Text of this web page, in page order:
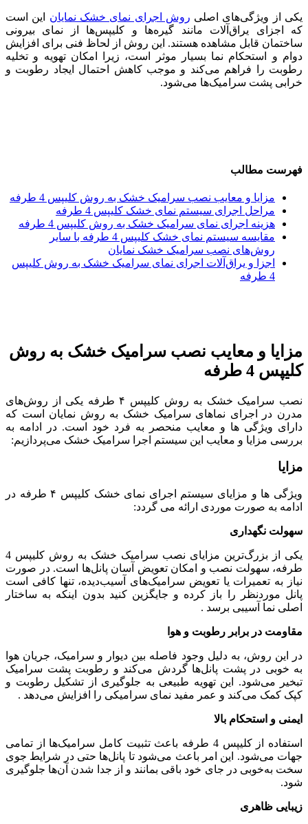
یکی از ویژگی‌های اصلی روش اجرای نمای خشک نمایان این است
که اجزای یراق‌آلات مانند گیره‌ها و کلیپس‌ها از نمای بیرونی
ساختمان قابل مشاهده هستند. این روش از لحاظ فنی برای افزایش
دوام و استحکام نما بسیار موثر است، زیرا امکان تهویه و تخلیه
رطوبت را فراهم می‌کند و موجب کاهش احتمال ایجاد رطوبت و
خرابی پشت سرامیک‌ها می‌شود.
فهرست مطالب
مزایا و معایب نصب سرامیک خشک به روش کلیپس 4 طرفه
مراحل اجرای سیستم نمای خشک کلیپس 4 طرفه
هزینه اجرای نمای سرامیک خشک به روش کلیپس 4 طرفه
مقایسه سیستم نمای خشک کلیپس 4 طرفه با سایر
روش‌های نصب سرامیک خشک نمایان
اجزا و یراق‌آلات اجرای نمای سرامیک خشک به روش کلیپس
4 طرفه
مزایا و معایب نصب سرامیک خشک به روش
کلیپس 4 طرفه
نصب سرامیک خشک به روش کلیپس ۴ طرفه یکی از روش‌های
مدرن در اجرای نماهای سرامیک خشک به روش نمایان است که
دارای ویژگی ها و معایب منحصر به فرد خود است. در ادامه به
بررسی مزایا و معایب این سیستم اجرا سرامیک خشک می‌پردازیم:
مزایا
ویژگی ها و مزایای سیستم اجرای نمای خشک کلیپس ۴ طرفه در
ادامه به صورت موردی ارائه می گردد:
سهولت نگهداری
یکی از بزرگ‌ترین مزایای نصب سرامیک خشک به روش کلیپس 4
طرفه، سهولت نصب و امکان تعویض آسان پانل‌ها است. در صورت
نیاز به تعمیرات یا تعویض سرامیک‌های آسیب‌دیده، تنها کافی است
پانل موردنظر را باز کرده و جایگزین کنید بدون اینکه به ساختار
اصلی نما آسیبی برسد .
مقاومت در برابر رطوبت و هوا
در این روش، به دلیل وجود فاصله بین دیوار و سرامیک، جریان هوا
به خوبی در پشت پانل‌ها گردش می‌کند و رطوبت پشت سرامیک
تبخیر می‌شود. این تهویه طبیعی به جلوگیری از تشکیل رطوبت و
کپک کمک می‌کند و عمر مفید نمای سرامیکی را افزایش می‌دهد .
ایمنی و استحکام بالا
استفاده از کلیپس 4 طرفه باعث تثبیت کامل سرامیک‌ها از تمامی
جهات می‌شود. این امر باعث می‌شود تا پانل‌ها حتی در شرایط جوی
سخت به‌خوبی در جای خود باقی بمانند و از جدا شدن آن‌ها جلوگیری
شود.
زیبایی ظاهری